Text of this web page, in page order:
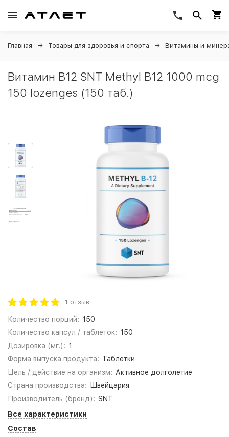
Главная Товары для здоровья и спорта Витамины и
Витамин B12 SNT Methyl B12 1000 mcg
150 lozenges (150 таб.)
1 отзыв
Количество порций: 150
Количество капсул / таблеток: 150
Дозировка (мг.): 1
Форма выпуска продукта: Таблетки
Цель / действие на организм: Активное долголетие
Страна производства:
Швейцария
Производитель (бренд): SNT
Все характеристики
Состав